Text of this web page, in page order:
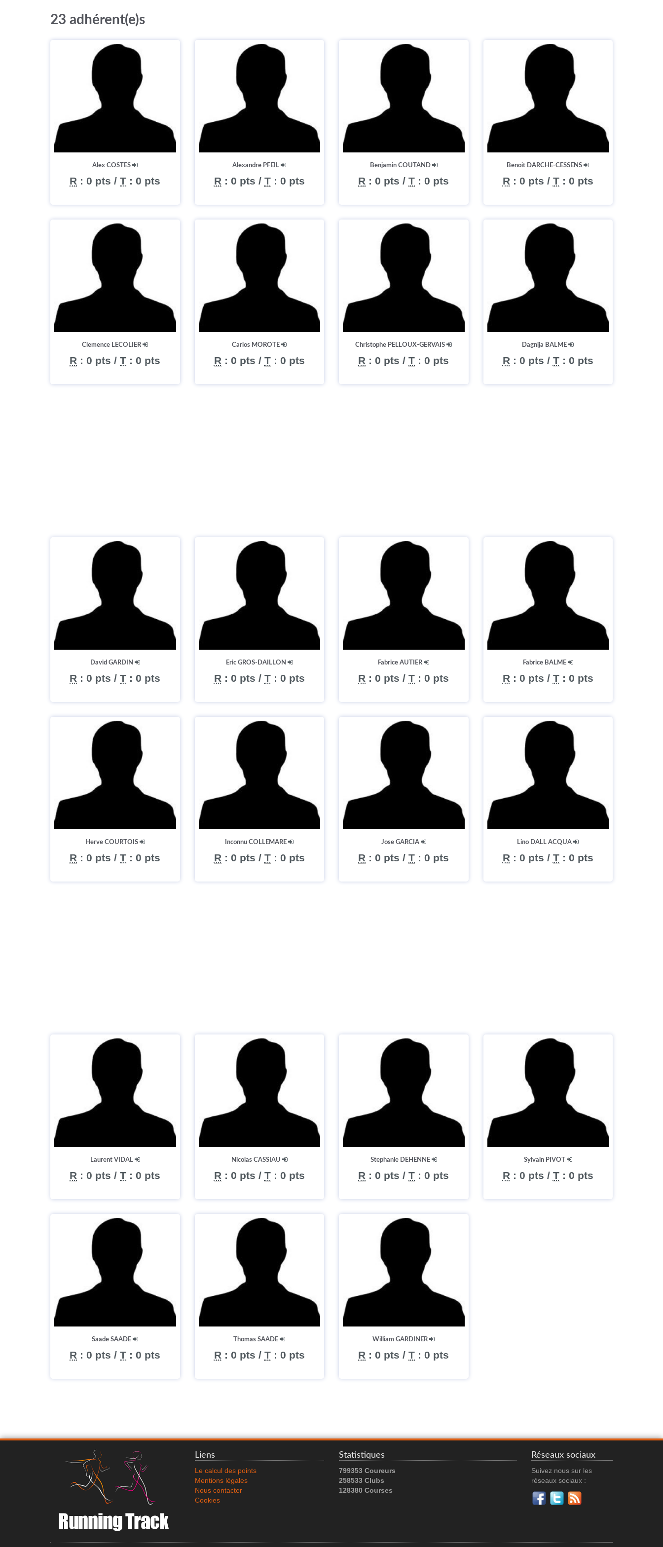
23 adhérent(e)s
Alex COSTES
R :0 pts /T :0 pts
Alexandre PFEIL
R : 0 pts / T: 0 pts
Benjamin COUTAND
R :0 pts /T :0 pts
Benoit DARCHE-CESSENS
R : 0 pts / T: 0 pts
Clemence LECOLIER
R :0 pts /T :0 pts
Carlos MOROTE
R : 0 pts / T: 0 pts
Christophe PELLOUX-GERVAIS
R :0 pts /T :0 pts
Dagnija BALME
R : 0 pts / T: 0 pts
David GARDIN
R :0 pts /T :0 pts
Eric GROS-DAILLON
R : 0 pts / T: 0 pts
Fabrice AUTIER
R :0 pts /T :0 pts
Fabrice BALME
R : 0 pts / T: 0 pts
Herve COURTOIS
R :0 pts /T :0 pts
Inconnu COLLEMARE
R : 0 pts / T: 0 pts
Jose GARCIA
R :0 pts /T :0 pts
Lino DALL ACQUA
R : 0 pts / T: 0 pts
Laurent VIDAL
R :0 pts /T :0 pts
Nicolas CASSIAU
R : 0 pts / T: 0 pts
Stephanie DEHENNE
R :0 pts /T :0 pts
Sylvain PIVOT
R : 0 pts / T: 0 pts
Saade SAADE
R :0 pts /T :0 pts
Thomas SAADE
R : 0 pts / T: 0 pts
William GARDINER
R :0 pts /T :0 pts
Liens
Le calcul des points
Mentions légales
Nous contacter
Cookies
Statistiques
799353 Coureurs
258533 Clubs
128380 Courses
Réseaux sociaux
Suivez nous sur les
réseaux sociaux :